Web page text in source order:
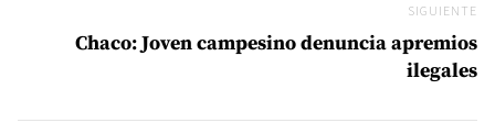
SIGUIENTE
Chaco: Joven campesino denuncia apremios
ilegales